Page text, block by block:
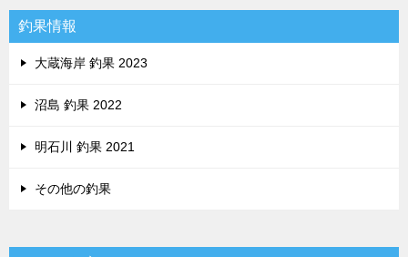
釣果情報
大蔵海岸 釣果 2023
沼島 釣果 2022
明石川 釣果 2021
その他の釣果